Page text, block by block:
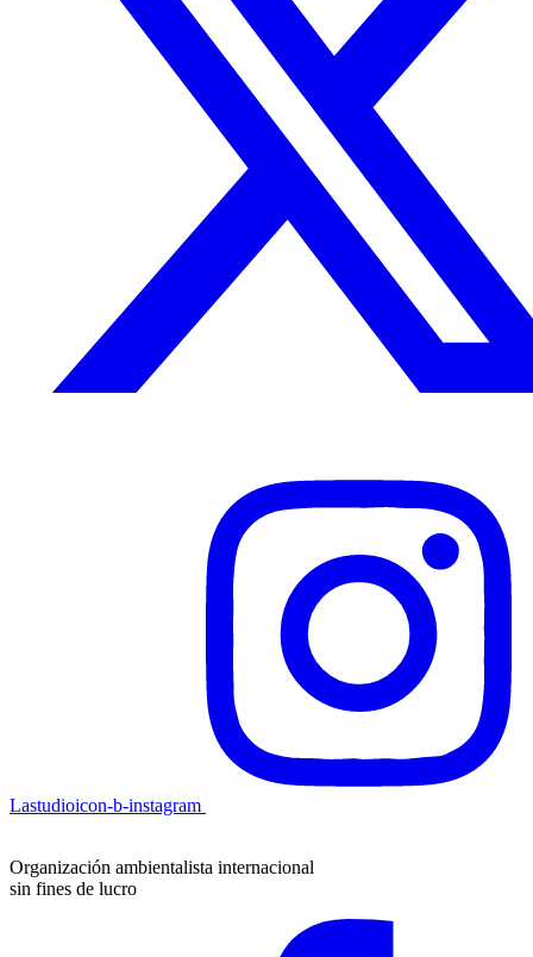
Lastudioicon-b-instagram
Organización ambientalista internacional
sin fines de lucro